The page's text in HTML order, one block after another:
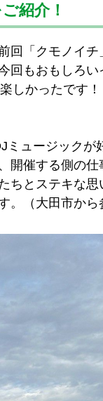
紹介！
回「クモノイチ
回もおもしろい
しかったです
ミュージックが
開催する側の仕
ちとステキな思
。（大田市から